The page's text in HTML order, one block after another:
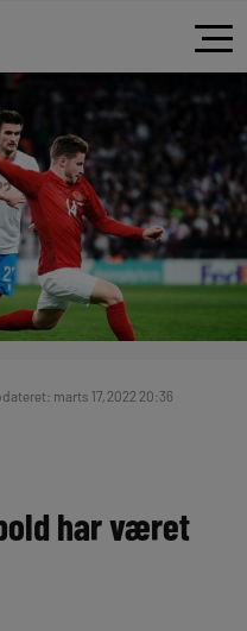
marts 17, 2022 20:36
har været